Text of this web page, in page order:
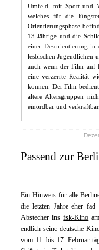
Umfeld, mit Spott und
welches für die
Orientierungsphase
13-Jährige und die
einer Desorientierung in
lesbischen Jugendlichen
auch wenn der Film auf
eine verzerrte Realität
können. Der Film
ältere Altersgruppen
einordbar und verkraftbar.
Passend zur
Ein Hinweis für alle
die letzten Jahre eher
Abstecher insfsk-Kino
endlich seine deutsche
vom 11. bis 17. Februar